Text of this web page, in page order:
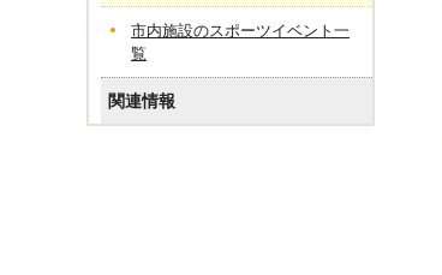
市内施設のスポーツイベント一
覧
関連情報